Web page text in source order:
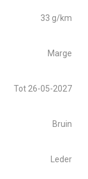
33 g/km
Marge
Tot 26-05-2027
Bruin
Leder